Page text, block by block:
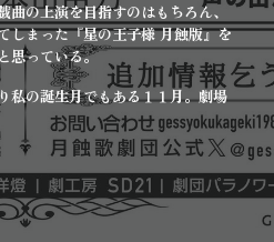
曲の上演を目指すのはもちろん、
しまった『星の王子様 月蝕版』を
思っている。
私の誕生月でもある１１月。劇場